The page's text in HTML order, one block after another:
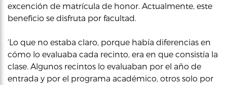
excención de matrícula de honor. Actualmente, este
beneficio se disfruta por facultad.
‘Lo que no estaba claro, porque había diferencias en
cómo lo evaluaba cada recinto, era en que consistía la
clase. Algunos recintos lo evaluaban por el año de
entrada y por el programa académico, otros solo por